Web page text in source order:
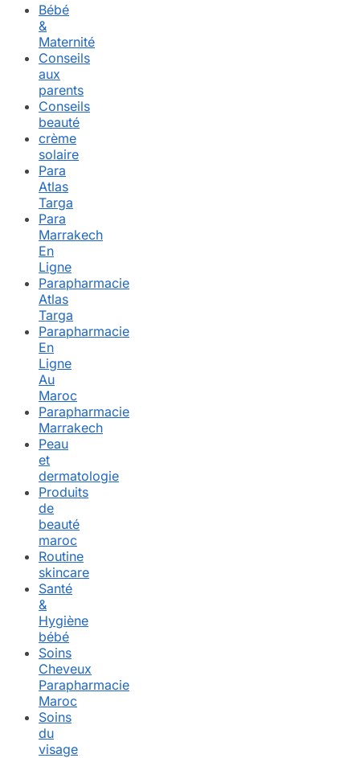
Bébé
&
Maternité
Conseils
aux
parents
Conseils
beauté
crème
solaire
Para
Atlas
Targa
Para
Marrakech
En
Ligne
Parapharmacie
Atlas
Targa
Parapharmacie
En
Ligne
Au
Maroc
Parapharmacie
Marrakech
Peau
et
dermatologie
Produits
de
beauté
maroc
Routine
skincare
Santé
&
Hygiène
bébé
Soins
Cheveux
Parapharmacie
Maroc
Soins
du
visage